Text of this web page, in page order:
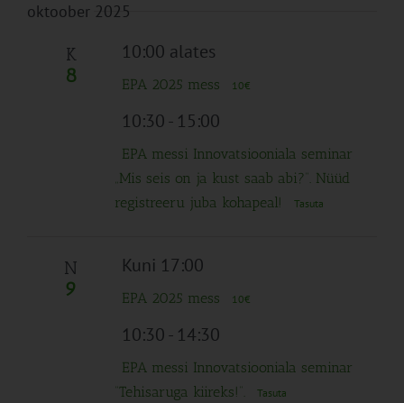
oktoober 2025
K
8
10:00 alates
EPA 2025 mess 10€
10:30- 15:00
EPA messi Innovatsiooniala seminar
„Mis seis on ja kust saab abi?“. Nüüd
registreeru juba kohapeal!
Tasuta
N
9
Kuni 17:00
EPA 2025 mess 10€
10:30- 14:30
EPA messi Innovatsiooniala seminar
“Tehisaruga kiireks!”.
Tasuta